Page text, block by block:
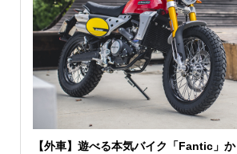
【外車】遊べる本気バイク「Fantic」